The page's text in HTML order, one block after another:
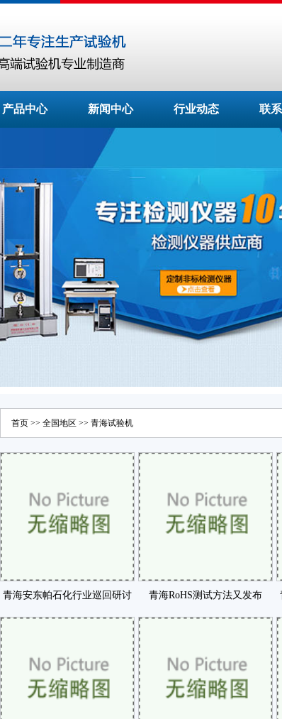
产品中心 新闻中心 行业动态 联
首页 >> 全国地区 >> 青海试验机
青海安东帕石化行业巡回研讨 青海RoHS测试方法又发布